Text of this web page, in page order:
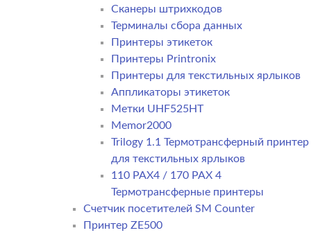
Сканеры штрихкодов
Терминалы сбора данных
Принтеры этикеток
Принтеры Printronix
Принтеры для текстильных ярлыков
Аппликаторы этикеток
Метки UHF525HT
Memor2000
Trilogy 1.1 Термотрансферный принтер
для текстильных ярлыков
110 PAX4 / 170 PAX 4
Термотрансферные принтеры
Счетчик посетителей SM Counter
Принтер ZE500